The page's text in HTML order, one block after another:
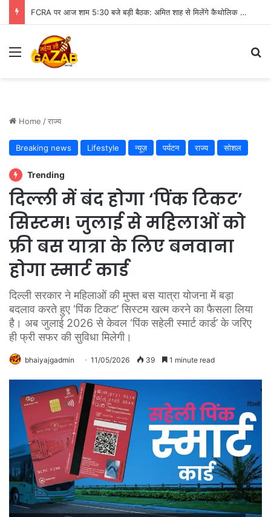
FCRA पर आज शाम 5:30 बजे बड़ी बैठक: अमित शाह से मिलेंगे कैथोलिक बिशप, इन मुद्दों पर हो सकती है चर्चा
Menu
Home /राज्य
Breaking news Lifestyle न्यूज़ पर्यटन राज्य सोशल
Trending
दिल्ली में बंद होगा ‘पिंक टिकट’
सिस्टम! जुलाई से महिलाओं को
फ्री बस यात्रा के लिए बनवाना
होगा स्मार्ट कार्ड
दिल्ली सरकार ने महिलाओं की मुफ्त बस यात्रा योजना में बड़ा
बदलाव करते हुए ‘पिंक टिकट’ सिस्टम खत्म करने का फैसला लिया
है। अब जुलाई 2026 से केवल ‘पिंक सहेली स्मार्ट कार्ड’ के जरिए
ही फ्री सफर की सुविधा मिलेगी।
bhaiyajgadmin 11/05/2026 39 1 minute read